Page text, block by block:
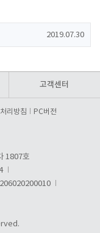
2019.07.30
고객센터
리방침 PC버전
1807호